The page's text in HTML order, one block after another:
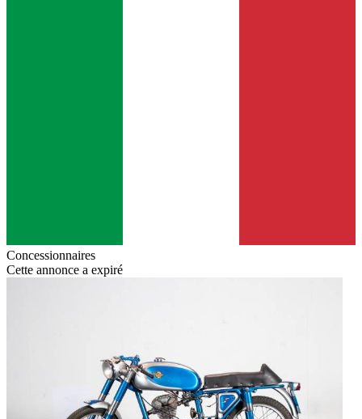
Concessionnaires
Cette annonce a expiré